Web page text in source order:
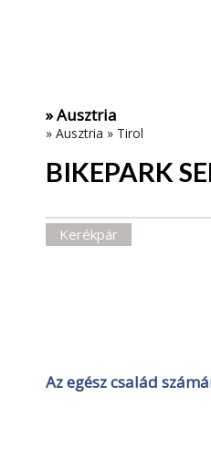
» Ausztria
» Ausztria » Tirol
BIKEPARK
Kerékpár
Az egész család